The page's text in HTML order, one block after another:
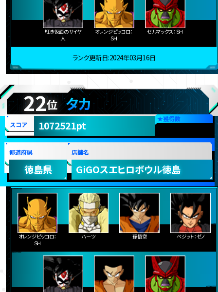
紅き仮面のサイヤ
人
オレンジピッコロ：
ＳＨ
セルマックス：ＳＨ
ランク更新日:2024年03月16日
22位 タカ
★獲得数
スコア 1072521pt
都道府県
徳島県
店舗名
GiGOスエヒロボウル徳島
オレンジピッコロ：
ＳＨ
ハーツ 孫悟空 ベジット：ゼノ